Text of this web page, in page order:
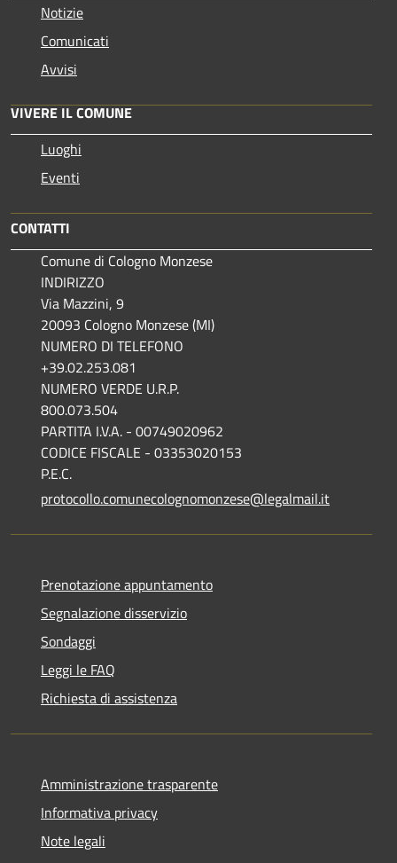
Notizie
Comunicati
Avvisi
VIVERE IL COMUNE
Luoghi
Eventi
CONTATTI
Comune di Cologno Monzese
INDIRIZZO
Via Mazzini, 9
20093 Cologno Monzese (MI)
NUMERO DI TELEFONO
+39.02.253.081
NUMERO VERDE U.R.P.
800.073.504
PARTITA I.V.A. - 00749020962
CODICE FISCALE - 03353020153
P.E.C.
protocollo.comunecolognomonzese@legalmail.it
Prenotazione appuntamento
Segnalazione disservizio
Sondaggi
Leggi le FAQ
Richiesta di assistenza
Amministrazione trasparente
Informativa privacy
Note legali